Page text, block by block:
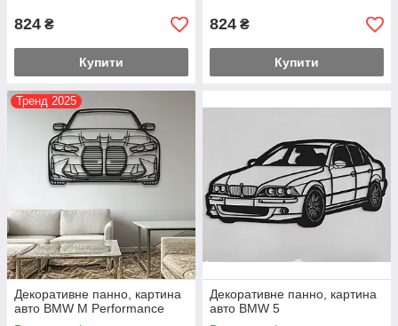
824 ₴
Купити
824 ₴
Купити
Тренд 2025
Декоративне панно, картина
авто BMW M Performance
Декоративне панно, картина
авто BMW 5